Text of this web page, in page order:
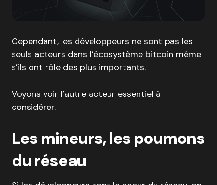
Cependant, les développeurs ne sont pas les
seuls acteurs dans l’écosystème bitcoin même
s’ils ont rôle des plus importants.
Voyons voir l’autre acteur essentiel à
considérer.
Les mineurs, les poumons
du réseau